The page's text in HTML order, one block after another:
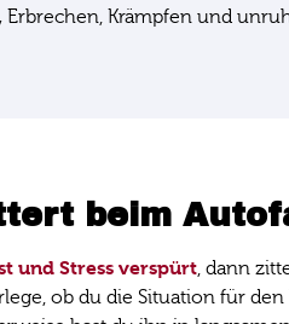
, Erbrechen, Krämpfen und
beim
und Stress verspürt , dann
ob du die Situation für